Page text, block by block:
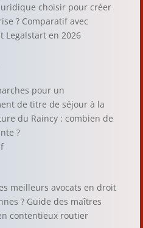
choisir pour créer
? Comparatif avec
Legalstart en 2026
pour un
de titre de séjour à la
du Raincy : combien de
?
meilleurs avocats en droit
? Guide des maîtres
contentieux routier